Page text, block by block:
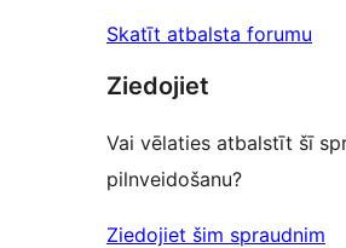
Skatīt atbalsta forumu
Ziedojiet
Vai vēlaties atbalstīt šī
pilnveidošanu?
Ziedojiet šim spraudnim